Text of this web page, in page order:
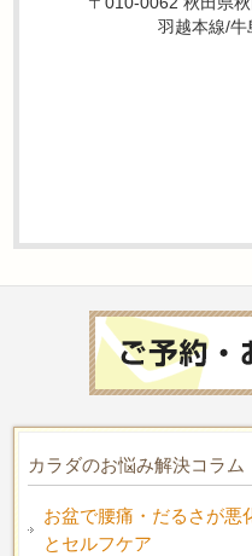
羽越本線/牛
カラダのお悩み解決コラム
お盆で腰痛・だるさが悪
とセルフケア